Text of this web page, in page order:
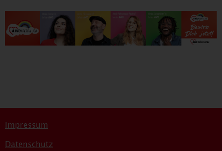
Impressum
Datenschutz